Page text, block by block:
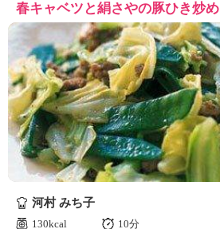
春キャベツと絹さやの豚ひき炒め
河村 みち子
130kcal 10分